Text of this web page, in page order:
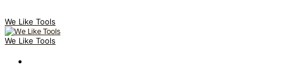
We Like Tools
We Like Tools